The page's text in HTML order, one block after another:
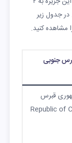
جدول زیر
مشاهده کنید.
جنوبی
قبرس
Republic of